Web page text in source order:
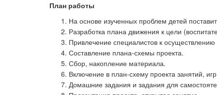
План работы
На основе изученных проблем детей
Разработка плана движения к цели
Привлечение специалистов к
Составление плана-схемы проекта.
Сбор, накопление материала.
Включение в план-схему проекта занятий,
Домашние задания и задания для